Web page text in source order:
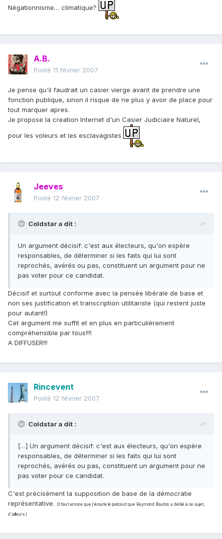
Négationnisme… climatique?
A.B.
Posté 11 février 2007
Je pense qu'il faudrait un casier vierge avant de prendre une
fonction publique, sinon il risque de ne plus y avoir de place pour
tout marquer apres.
Je propose la creation Internet d'un Casier Judiciaire Naturel,
pour les voleurs et les esclavagistes
Jeeves
Posté 12 février 2007
Coldstar a dit :
Un argument décisif: c'est aux électeurs, qu'on espère
responsables, de déterminer si les faits qui lui sont
reprochés, avérés ou pas, constituent un argument pour ne
pas voter pour ce candidat.
Décisif et surtout conforme avec la pensée libérale de base et
non ses justification et transcription utilitariste (qui restent juste
pour autant!)
Cet argument me suffit et en plus en particulièrement
compréhensible par tous!!!!
A DIFFUSER!!!
Rincevent
Posté 12 février 2007
Coldstar a dit :
[…] Un argument décisif: c'est aux électeurs, qu'on espère
responsables, de déterminer si les faits qui lui sont
reprochés, avérés ou pas, constituent un argument pour ne
pas voter pour ce candidat.
C'est précisément la supposition de base de la démocratie
représentative. (Il faut encore que j'écoute le podcast que Raymond Boudon a dédié à ce sujet,
d'ailleurs.)